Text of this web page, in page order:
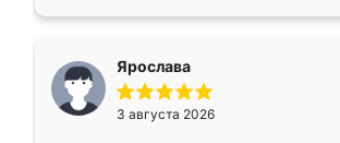
Ярослава
3 августа 2026